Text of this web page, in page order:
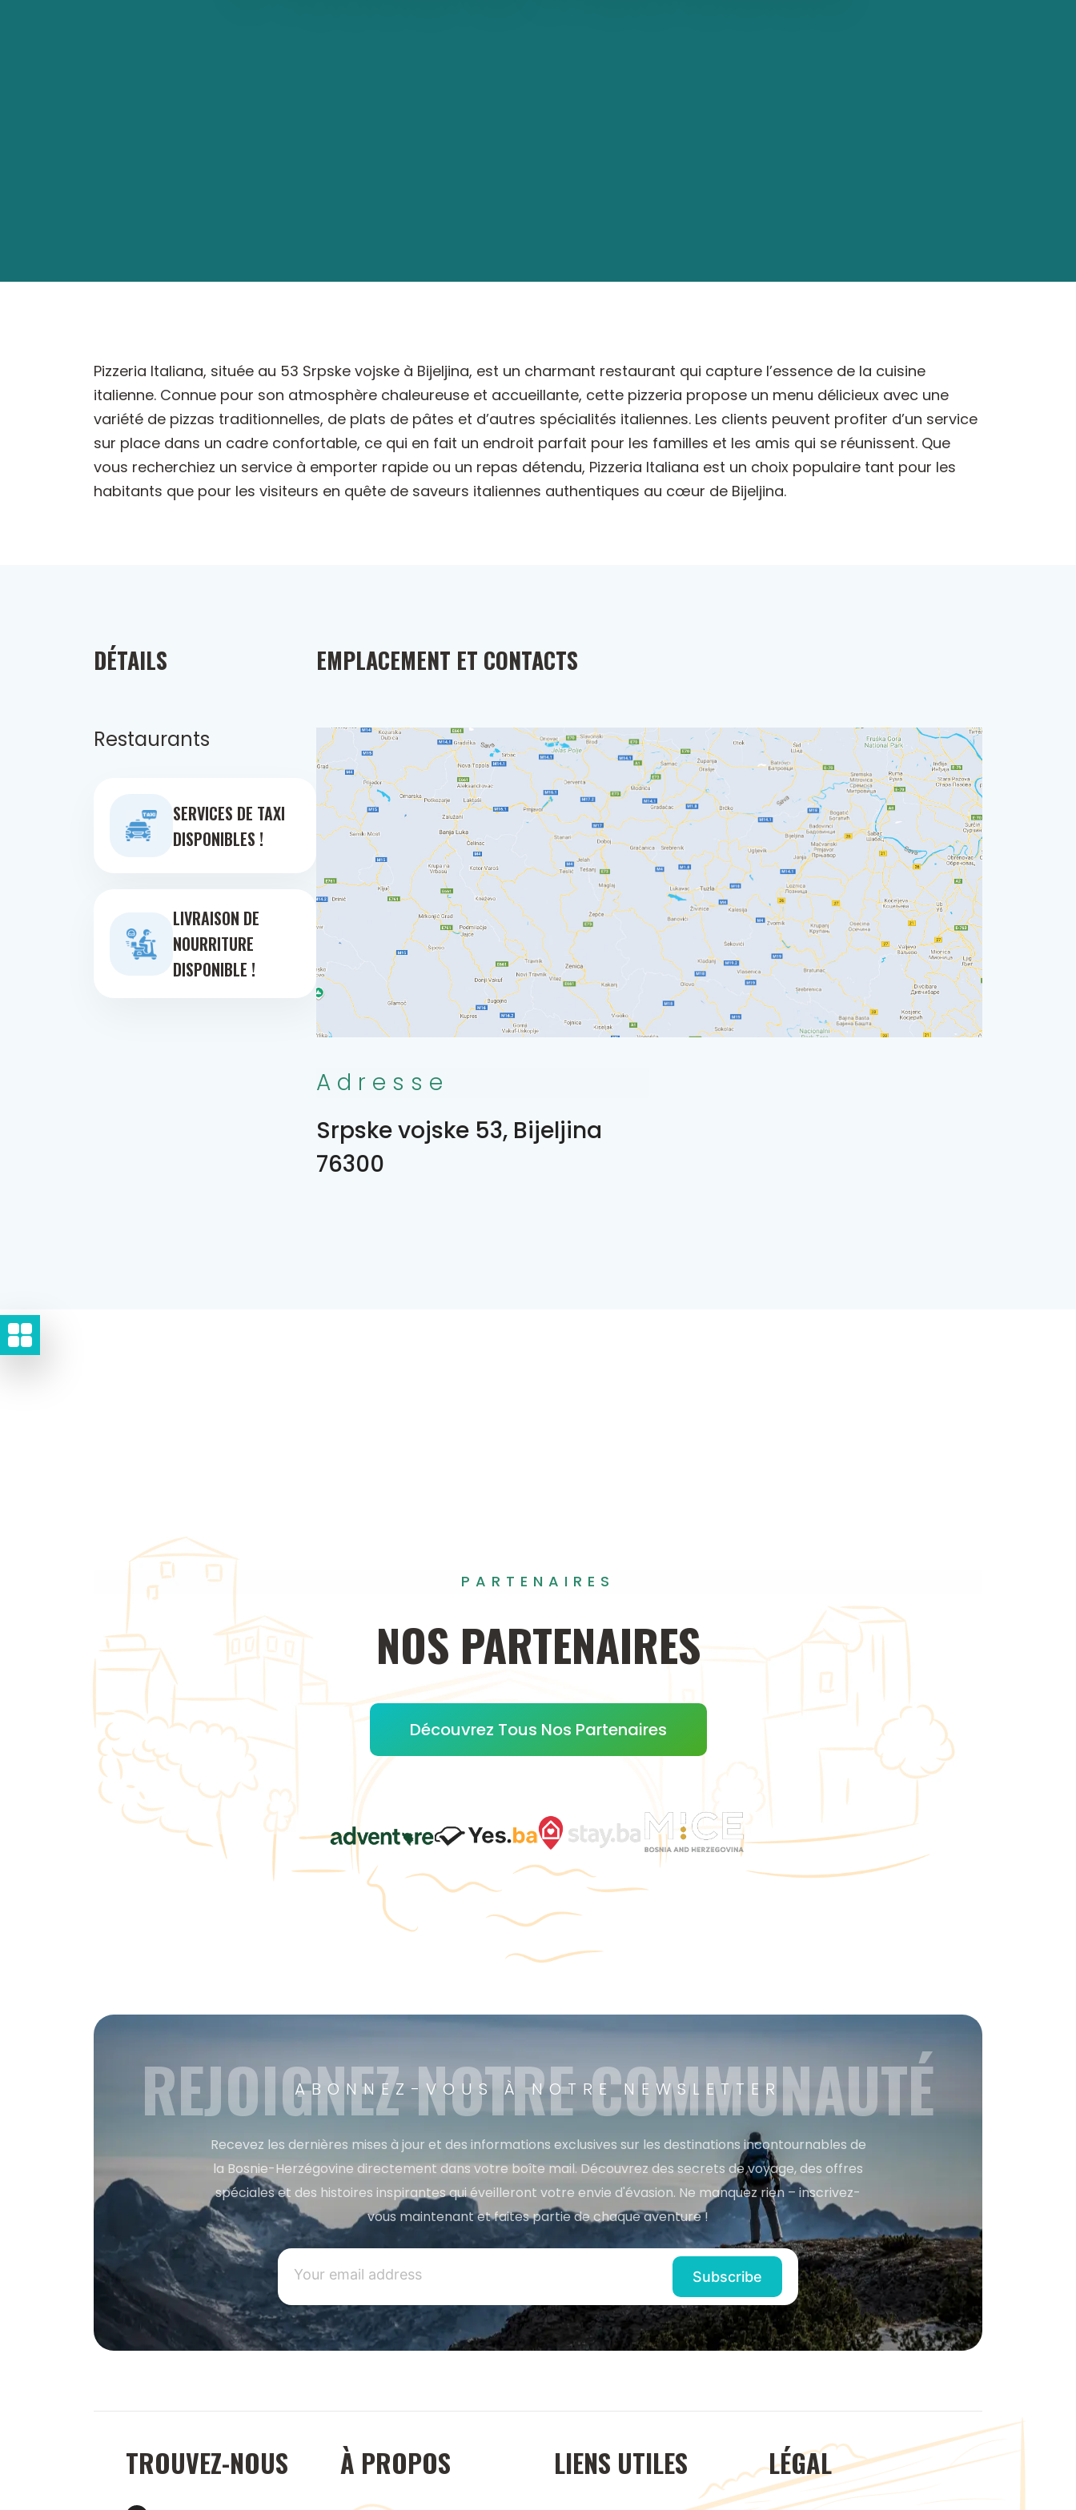
Pizzeria Italiana, située au 53 Srpske vojske à Bijeljina, est un charmant restaurant qui capture l’essence de la cuisine
italienne. Connue pour son atmosphère chaleureuse et accueillante, cette pizzeria propose un menu délicieux avec une
variété de pizzas traditionnelles, de plats de pâtes et d’autres spécialités italiennes. Les clients peuvent profiter d’un service
sur place dans un cadre confortable, ce qui en fait un endroit parfait pour les familles et les amis qui se réunissent. Que
vous recherchiez un service à emporter rapide ou un repas détendu, Pizzeria Italiana est un choix populaire tant pour les
habitants que pour les visiteurs en quête de saveurs italiennes authentiques au cœur de Bijeljina.
DÉTAILS
Restaurants
SERVICES DE TAXI
DISPONIBLES !
LIVRAISON DE
NOURRITURE
DISPONIBLE !
EMPLACEMENT ET CONTACTS
Adresse
Srpske vojske 53, Bijeljina
76300
PARTENAIRES
NOS PARTENAIRES
Découvrez Tous Nos Partenaires
ABONNEZ-VOUS À NOTRE NEWSLETTER
REJOIGNEZ NOTRE COMMUNAUTÉ
Recevez les dernières mises à jour et des informations exclusives sur les destinations incontournables de
la Bosnie-Herzégovine directement dans votre boîte mail. Découvrez des secrets de voyage, des offres
spéciales et des histoires inspirantes qui éveilleront votre envie d'évasion. Ne manquez rien – inscrivez-
vous maintenant et faites partie de chaque aventure !
TROUVEZ-NOUS À PROPOS LIENS UTILES LÉGAL